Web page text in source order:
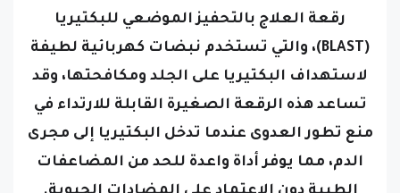
(BLAST)، والتي تستخدم نبضات كهربائية لطيفة
لاستهداف البكتيريا على الجلد ومكافحتها، وقد
تساعد هذه الرقعة الصغيرة القابلة للارتداء في
منع تطور العدوى عندما تدخل البكتيريا إلى مجرى
الدم، مما يوفر أداة واعدة للحد من المضاعفات
الطبية دون الاعتماد على المضادات الحيوية.